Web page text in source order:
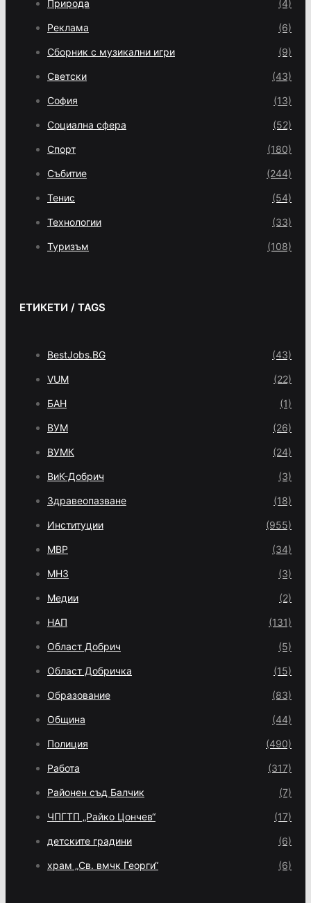
Природа (4)
Реклама (6)
Сборник с музикални игри (9)
Светски (43)
София (13)
Социална сфера (52)
Спорт (180)
Събитие (244)
Тенис (54)
Технологии (33)
Туризъм (108)
ЕТИКЕТИ / TAGS
BestJobs.BG (43)
VUM (22)
БАН (1)
ВУМ (26)
ВУМК (24)
ВиК-Добрич (3)
Здравеопазване (18)
Институции (955)
МВР (34)
МНЗ (3)
Медии (2)
НАП (131)
Област Добрич (5)
Област Добричка (15)
Образование (83)
Община (44)
Полиция (490)
Работа (317)
Районен съд Балчик (7)
ЧПГТП „Райко Цончев“ (17)
детските градини (6)
храм „Св. вмчк Георги“ (6)